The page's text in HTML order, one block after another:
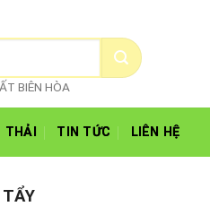
BIÊN HÒA
THẢI TIN TỨC LIÊN HỆ